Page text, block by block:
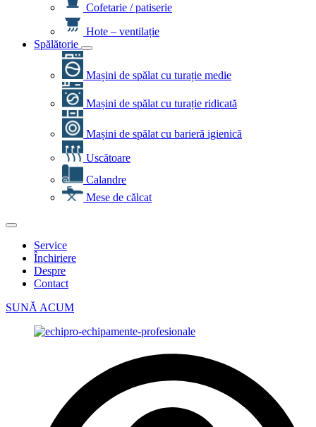
Cofetarie / patiserie
Hote – ventilație
Spălătorie
Mașini de spălat cu turație medie
Mașini de spălat cu turație ridicată
Mașini de spălat cu barieră igienică
Uscătoare
Calandre
Mese de călcat
Service
Închiriere
Despre
Contact
SUNĂ ACUM